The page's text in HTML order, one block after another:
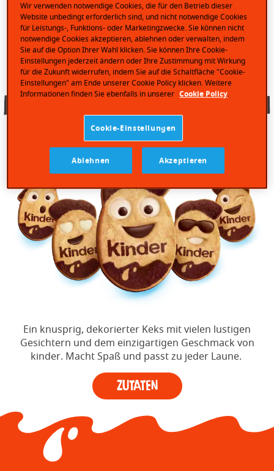
kinder Kinderini ist der
Keks mit vielen Gesichtern
Ein knusprig, dekorierter Keks mit vielen lustigen
Gesichtern und dem einzigartigen Geschmack von
kinder. Macht Spaß und passt zu jeder Laune.
Zutaten
Wir verwenden notwendige Cookies, die für den Betrieb dieser
Website unbedingt erforderlich sind, und nicht notwendige Cookies
für Leistungs-, Funktions- oder Marketingzwecke. Sie können nicht
notwendige Cookies akzeptieren, ablehnen oder verwalten, indem
Sie auf die Option Ihrer Wahl klicken. Sie können Ihre Cookie-
Einstellungen jederzeit ändern oder Ihre Zustimmung mit Wirkung
für die Zukunft widerrufen, indem Sie auf die Schaltfläche "Cookie-
Einstellungen" am Ende unserer Cookie Policy klicken. Weitere
Informationen finden Sie ebenfalls in unserer Cookie Policy.
Cookie-Einstellungen
Ablehnen Akzeptieren